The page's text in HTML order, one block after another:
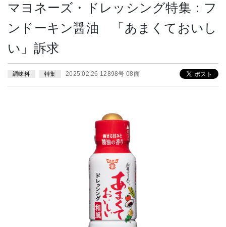
マヨネーズ・ドレッシング特集：フ
ンドーキン醤油 「あまくておいし
い」訴求
調味料 特集 2025.02.26 12898号 08面